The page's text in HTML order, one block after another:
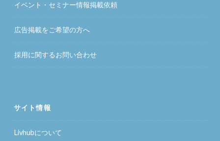
イベント・セミナー情報掲載依頼
広告掲載をご希望の方へ
採用に関するお問い合わせ
サイト情報
Livhubについて